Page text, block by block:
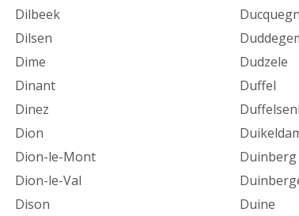
Dilbeek
Dilsen
Dime
Dinant
Dinez
Dion
Dion-le-Mont
Dion-le-Val
Dison
Dudzele
Duffel
Duinberg
Duine